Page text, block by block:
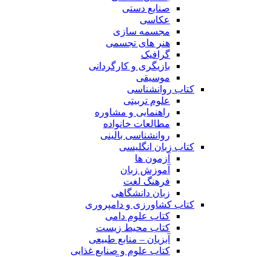
صنایع دستی
عکاسی
مجسمه سازی
هنر های تجسمی
گرافیک
بازیگری و کارگردانی
موسیقی
کتاب روانشناسی
علوم تربیتی
راهنمایی و مشاوره
مطالعات خانواده
روانشناسی بالینی
کتاب زبان انگلیسی
آزمون ها
آموزش زبان
فرهنگ لغت
زبان دانشگاهی
کتاب کشاورزی و دامپروری
کتاب علوم دامی
کتاب محیط زیست
آبزیان – منابع طبیعی
کتاب علوم و صنایع غذایی